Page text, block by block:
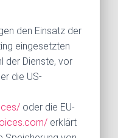
den Einsatz der
eingesetzten
der Dienste, vor
die US-
oder die EU-
erklärt